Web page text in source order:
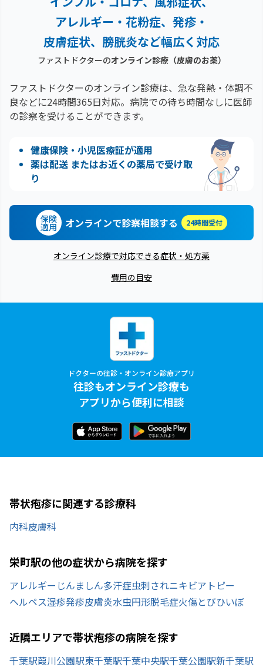
アレルギー・花粉症、 発疹・
皮膚症状、膀胱炎など幅広く対応
ファストドクターのオンライン診療（皮膚のお薬）
ファストドクターのオンライン診療は、急な発熱・体調不
良などに24時間365日対応。 病院での待ち時間なしに医師
の診察を受けることができます。
健康保険・小児医療証が適用
薬は配送 またはお近くの薬局で受け取
り
保険
適用 オンラインで診察相談する 24時間受付
オンライン診療で対応できる症状・処方薬
費用の目安
ドクターの往診・オンライン診療アプリ
往診もオンライン診療も
アプリから便利に相談
帯状疱疹に関連する診療科
内科皮膚科
栄町駅の他の症状から病院を探す
アレルギー じんましん多汗症虫刺されニキビアトピー
ヘルペス湿疹発疹皮膚炎水虫円形脱毛症火傷とびひいぼ
近隣エリアで帯状疱疹の病院を探す
千葉駅葭川公園駅東千葉駅千葉中央駅千葉公園駅新千葉駅